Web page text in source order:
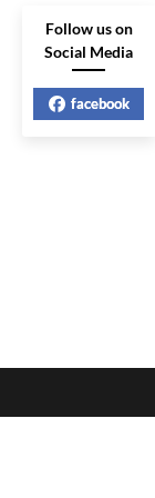
Follow us on
Social Media
facebook